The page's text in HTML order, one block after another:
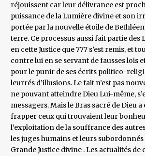
réjouissent car leur délivrance est
puissance de la Lumière divine et son
portée par la nouvelle étoile de
terre. Ce processus aussi fait partie des
en cette Justice que 777 s’est remis, et
contre lui en se servant de fausses lois
pour le punir de ses écrits politico-
leurrés d’illusions. Le fait n’est pas
ne pouvant atteindre Dieu Lui-même,
messagers. Mais le Bras sacré de Dieu
frapper ceux qui trouvaient leur
l’exploitation de la souffrance des
les juges humains et leurs
Grande Justice divine . Les actualités de